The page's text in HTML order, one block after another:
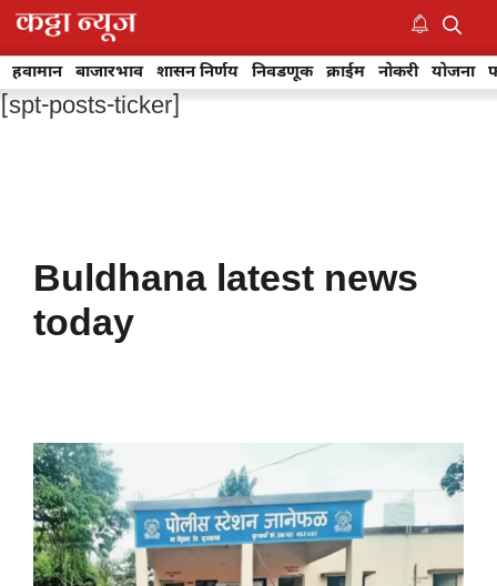
Skip
content
हवामान बाजारभाव शासन निर्णय निवडणूक क्राईम नोकरी योजना
[spt-posts-ticker]
Buldhana latest news
today